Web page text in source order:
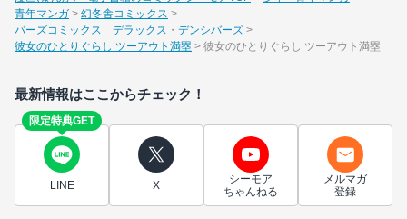
青年マンガ
幻冬舎コミックス
バーズコミックス デラックス
デンシバーズ
彼女のひとりぐらし ツーアウト満塁
彼女のひとりぐらし ツーアウト満塁
最新情報はここからチェック！
限定特典GET
LINE X
シーモア
ちゃんねる
メルマガ
登録